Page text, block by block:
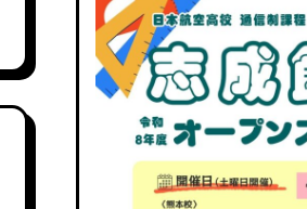
ブ